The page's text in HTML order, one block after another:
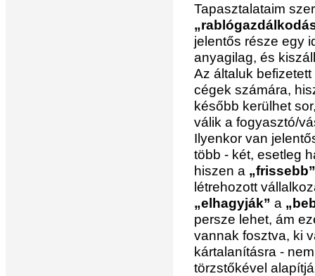
Tapasztalataim
jelentős része egy
anyagilag, és
Az általuk
cégek számára,
később kerülhet
válik a fogyasztó/
Ilyenkor van
több - két, esetleg
hiszen a
létrehozott
„elhagyják” a
persze lehet, ám
vannak fosztva, ki
kártalanításra -
törzstőkével